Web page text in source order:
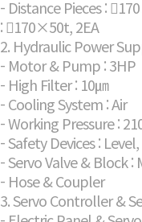
- Distance Pieces :
: 170×50t, 2EA
2. Hydraulic Power
- Motor & Pump : 3HP
- High Filter : 10㎛
- Cooling System : Air
- Working Pressure :
- Safety Devices :
- Servo Valve & Block :
- Hose & Coupler
3. Servo Controller &